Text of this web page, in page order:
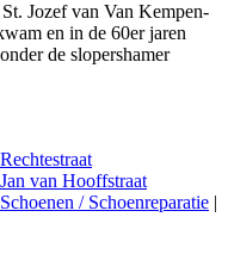
Jozef van Van Kempen-
en in de 60er jaren
de slopershamer
Rechtestraat
Jan van Hooffstraat
Schoenen / Schoenreparatie |